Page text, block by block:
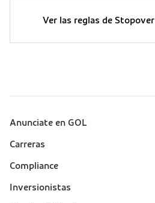
Ver las reglas de Stopover
Sobre a Gol (footer)
Anunciate en GOL
Carreras
Compliance
Inversionistas